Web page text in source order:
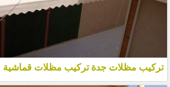
تركيب مظلات جدة تركيب مظلات قماشية